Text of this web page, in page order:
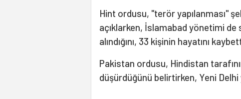
Hint ordusu, "terör yapılanması"
açıklarken, İslamabad yönetimi de
alındığını, 33 kişinin hayatını
Pakistan ordusu, Hindistan
düşürdüğünü belirtirken, Yeni